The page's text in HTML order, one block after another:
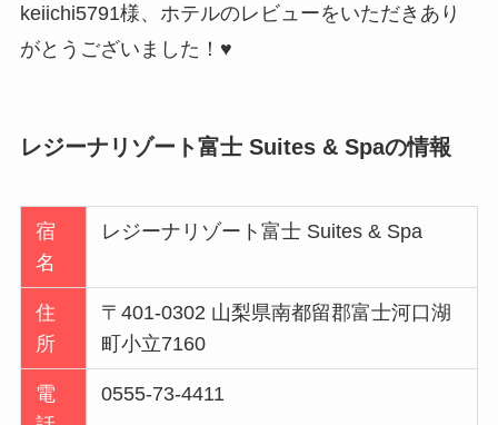
keiichi5791様、ホテルのレビューをいただきあり
がとうございました！♥
レジーナリゾート富士 Suites & Spaの情報
宿
名
レジーナリゾート富士 Suites & Spa
住
所
〒401-0302 山梨県南都留郡富士河口湖
町小立7160
電
0555-73-4411